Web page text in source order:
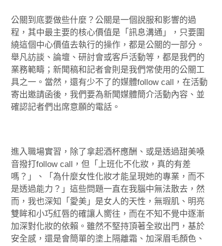
公關到底要做些什麼？公關是一個說服和影響的過
程，其中最主要的核心價值是「訊息溝通」，只要圍
繞這個中心價值去執行的操作，都是公關的一部分。
舉凡訪談、論壇、研討會或客戶活動等，都是我們的
業務範疇；新聞稿和記者會則是我們常使用的公關工
具之一。當然，還有少不了的媒體follow call，在活動
寄出邀請函後，我們要為新聞媒體簡介活動內容、並
確認記者們出席意願的電話。
進入職場實習，除了拿起酒杯應酬、或是透過甜美嗓
音撥打follow call，但「上班化不化妝，真的有差
嗎？」、「為什麼女性化妝才能呈現她的專業，而不
是透過能力？」這些問題一直在我腦中無法散去，然
而，我也深知「愛美」是女人的天性，無瑕肌、明亮
雙眸和小巧紅唇的確讓人嚮往，而在不知不覺中逐漸
加深對化妝的依賴。雖然不堅持頂著全妝出門，基於
安全感，還是會簡單的塗上隔離霜、加深眉毛顏色、